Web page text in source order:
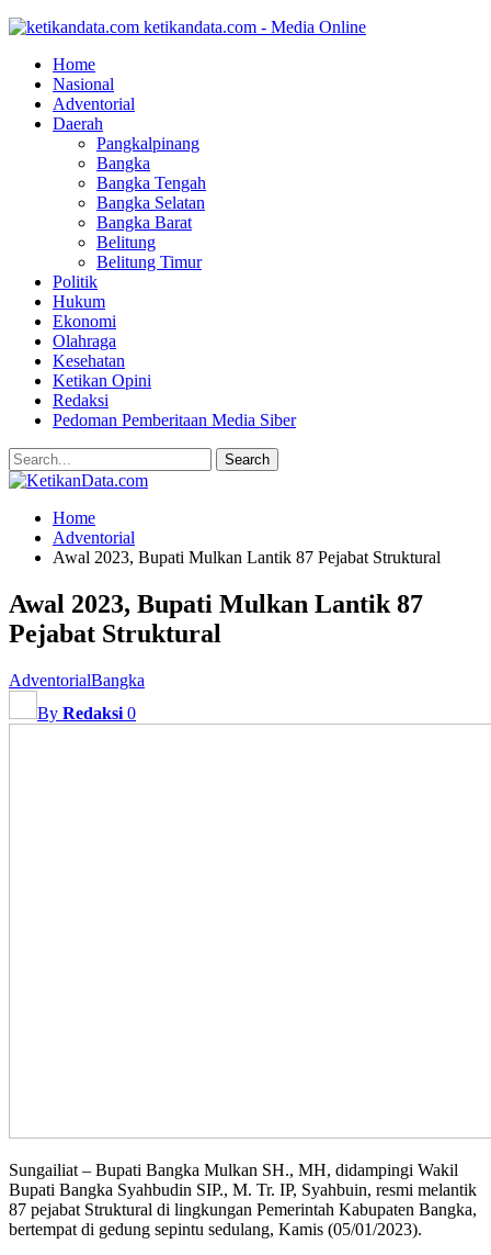
ketikandata.com - Media Online
Home
Nasional
Adventorial
Daerah
Pangkalpinang
Bangka
Bangka Tengah
Bangka Selatan
Bangka Barat
Belitung
Belitung Timur
Politik
Hukum
Ekonomi
Olahraga
Kesehatan
Ketikan Opini
Redaksi
Pedoman Pemberitaan Media Siber
Home
Adventorial
Awal 2023, Bupati Mulkan Lantik 87 Pejabat Struktural
Awal 2023, Bupati Mulkan Lantik 87
Pejabat Struktural
AdventorialBangka
By Redaksi 0
Sungailiat – Bupati Bangka Mulkan SH., MH, didampingi Wakil
Bupati Bangka Syahbudin SIP., M. Tr. IP, Syahbuin, resmi melantik
87 pejabat Struktural di lingkungan Pemerintah Kabupaten Bangka,
bertempat di gedung sepintu sedulang, Kamis (05/01/2023).